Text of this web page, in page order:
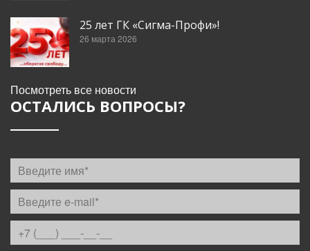
25 лет ГК «Сигма-Профи»!
26 марта 2026
Посмотреть все новости
ОСТАЛИСЬ ВОПРОСЫ?